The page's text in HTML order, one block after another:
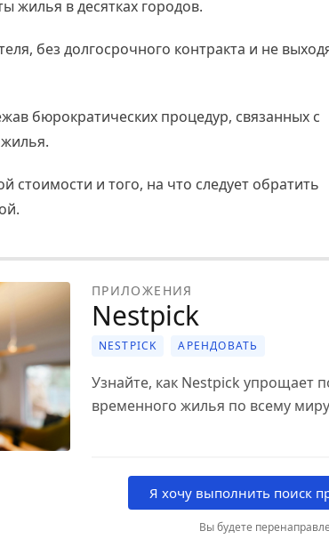
жилья в десятках городов.
без долгосрочного контракта и не
бюрократических процедур, связанных с
стоимости и того, на что следует обратить
ПРИЛОЖЕНИЯ
Nestpick
NESTPICK АРЕНДОВАТЬ
Узнайте, как Nestpick упрощает
временного жилья по всему
Я хочу выполнить поиск
Вы будете